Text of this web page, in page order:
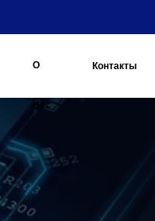
О
Нас
Контакты